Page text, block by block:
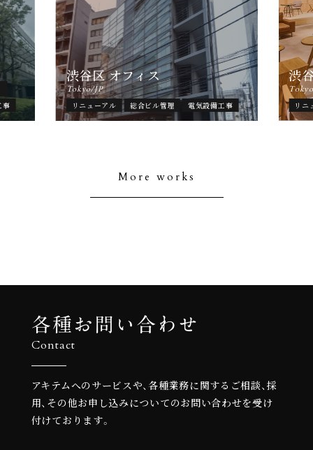
事
渋谷区 オフィス
Tokyo/JP
リニューアル
総合ビル管理 電気設備工事
渋
リニ
More works
各種お問い合わせ
Contact
アキテムへのサービスや、各種業務に関するご相談、 採
用、その他お申し込みについてのお問い合わせを受け
付けております。